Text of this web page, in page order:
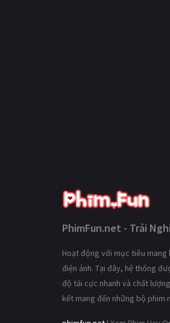
PhimFun.net - Trải
Hoạt động với mục tiêu
điện ảnh. Tại đây, hệ thống
độ tải cực nhanh và chất
kết mang đến những bộ phim